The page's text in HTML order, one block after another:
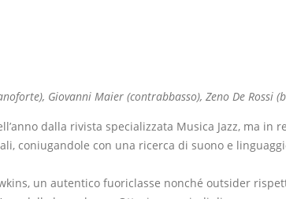
Giovanni Maier (contrabbasso), Zeno De Rossi
dalla rivista specializzata Musica Jazz, ma
coniugandole con una ricerca di suono e
un autentico fuoriclasse nonché outsider